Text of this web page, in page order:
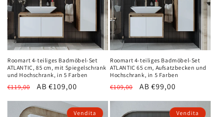
Roomart 4-teiliges Badmöbel-Set
ATLANTIC, 85 cm, mit Spiegelschrank
und Hochschrank, in 5 Farben
Normaler
€119,00 Verkaufspreis
AB €109,00
Roomart 4-teiliges Badmöbel-Set
ATLANTIC 65 cm, Aufsatzbecken und
Hochschrank, in 5 Farben
Normaler
€109,00 Verkaufspreis
AB €99,00
Vendita Vendita
MELDEN SIE SICH AN UND
ERHALTEN SIE 3% RABATT
Abonnieren Sie unseren Newsletter und erhalten Sie 3% Rabatt
auf alle Produkte